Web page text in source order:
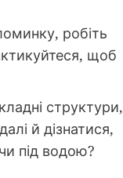
робіть
щоб
структури,
й дізнатися,
під водою?